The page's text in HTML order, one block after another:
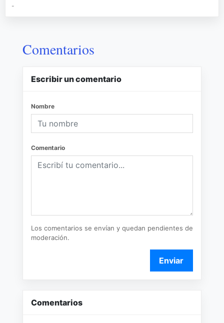
-
Comentarios
Escribir un comentario
Nombre
Comentario
Los comentarios se envían y quedan pendientes de
moderación.
Enviar
Comentarios